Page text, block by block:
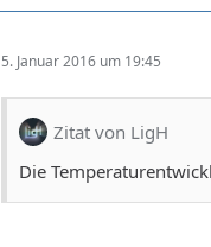
5. Januar 2016 um 19:45
Zitat von LigH
Die